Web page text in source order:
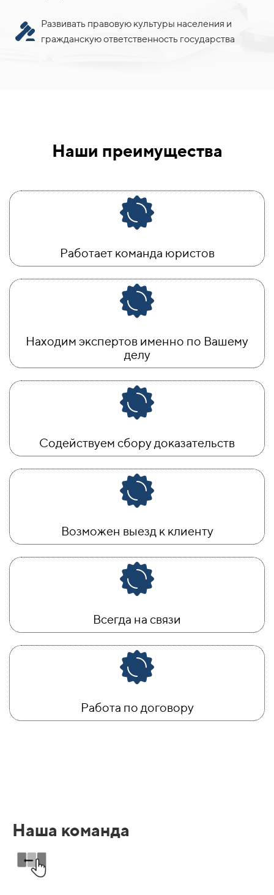
Развивать правовую культуры населения и
гражданскую ответственность государства
Наши преимущества
Работает команда юристов
Находим экспертов именно по Вашему
делу
Содействуем сбору доказательств
Возможен выезд к клиенту
Всегда на связи
Работа по договору
Наша команда